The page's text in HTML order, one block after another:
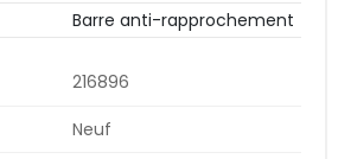
Barre anti-rapprochement
216896
Neuf